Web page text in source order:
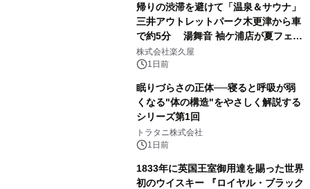
帰りの渋滞を避けて「温泉＆サウナ」
三井アウトレットパーク木更津から車
で約5分 湯舞音 袖ケ浦店が夏フェア
メニューを提供
株式会社楽久屋
1日前
眠りづらさの正体──寝ると呼吸が弱
くなる"体の構造"をやさしく解説する
シリーズ第1回
トラタニ株式会社
1日前
1833年に英国王室御用達を賜った世界
初のウイスキー 『ロイヤル・ブラック